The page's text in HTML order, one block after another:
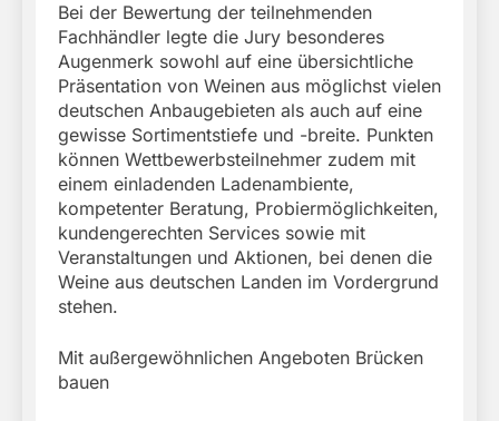
Bei der Bewertung der teilnehmenden
Fachhändler legte die Jury besonderes
Augenmerk sowohl auf eine übersichtliche
Präsentation von Weinen aus möglichst vielen
deutschen Anbaugebieten als auch auf eine
gewisse Sortimentstiefe und -breite. Punkten
können Wettbewerbsteilnehmer zudem mit
einem einladenden Ladenambiente,
kompetenter Beratung, Probiermöglichkeiten,
kundengerechten Services sowie mit
Veranstaltungen und Aktionen, bei denen die
Weine aus deutschen Landen im Vordergrund
stehen.
Mit außergewöhnlichen Angeboten Brücken
bauen